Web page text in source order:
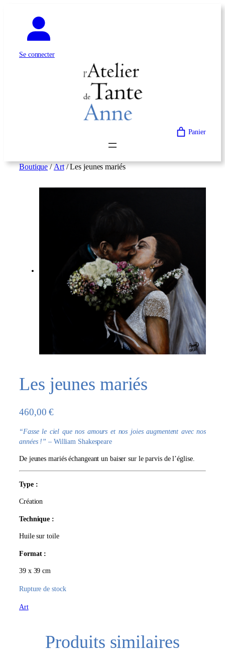
Se connecter
Panier
Boutique/Art/ Les jeunes mariés
Les jeunes mariés
460,00€
“Fasse le ciel que nos amours et nos joies augmentent avec nos
années !” – William Shakespeare
De jeunes mariés échangeant un baiser sur le parvis de l’église.
Type :
Création
Technique :
Huile sur toile
Format :
39 x 39 cm
Rupture de stock
Art
Produits similaires